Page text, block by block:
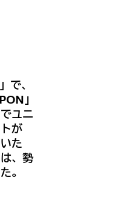
で、
」
ユニ
が
た
、勢
。